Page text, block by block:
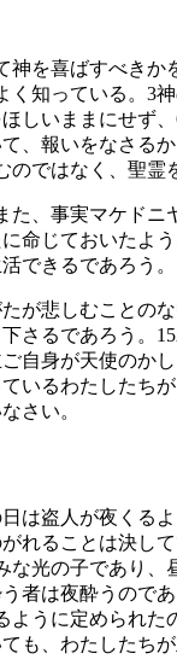
を喜ばすべき
知っている。 3
しいままにせず、
、報いをなさるか
ではなく、聖霊
た、事実マケドニ
命じておいたよ
できるであろう。
が悲しむことのな
さるであろう。 15
自身が天使のか
いるわたしたち
さい。
は盗人が夜くるよ
れることは決して
な光の子であり、
者は夜酔うのであ
うに定められた
も、わたしたち